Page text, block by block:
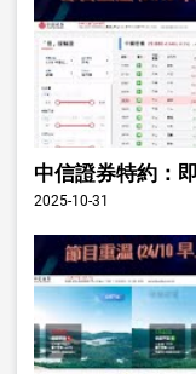
中信證券特約：
2025-10-31